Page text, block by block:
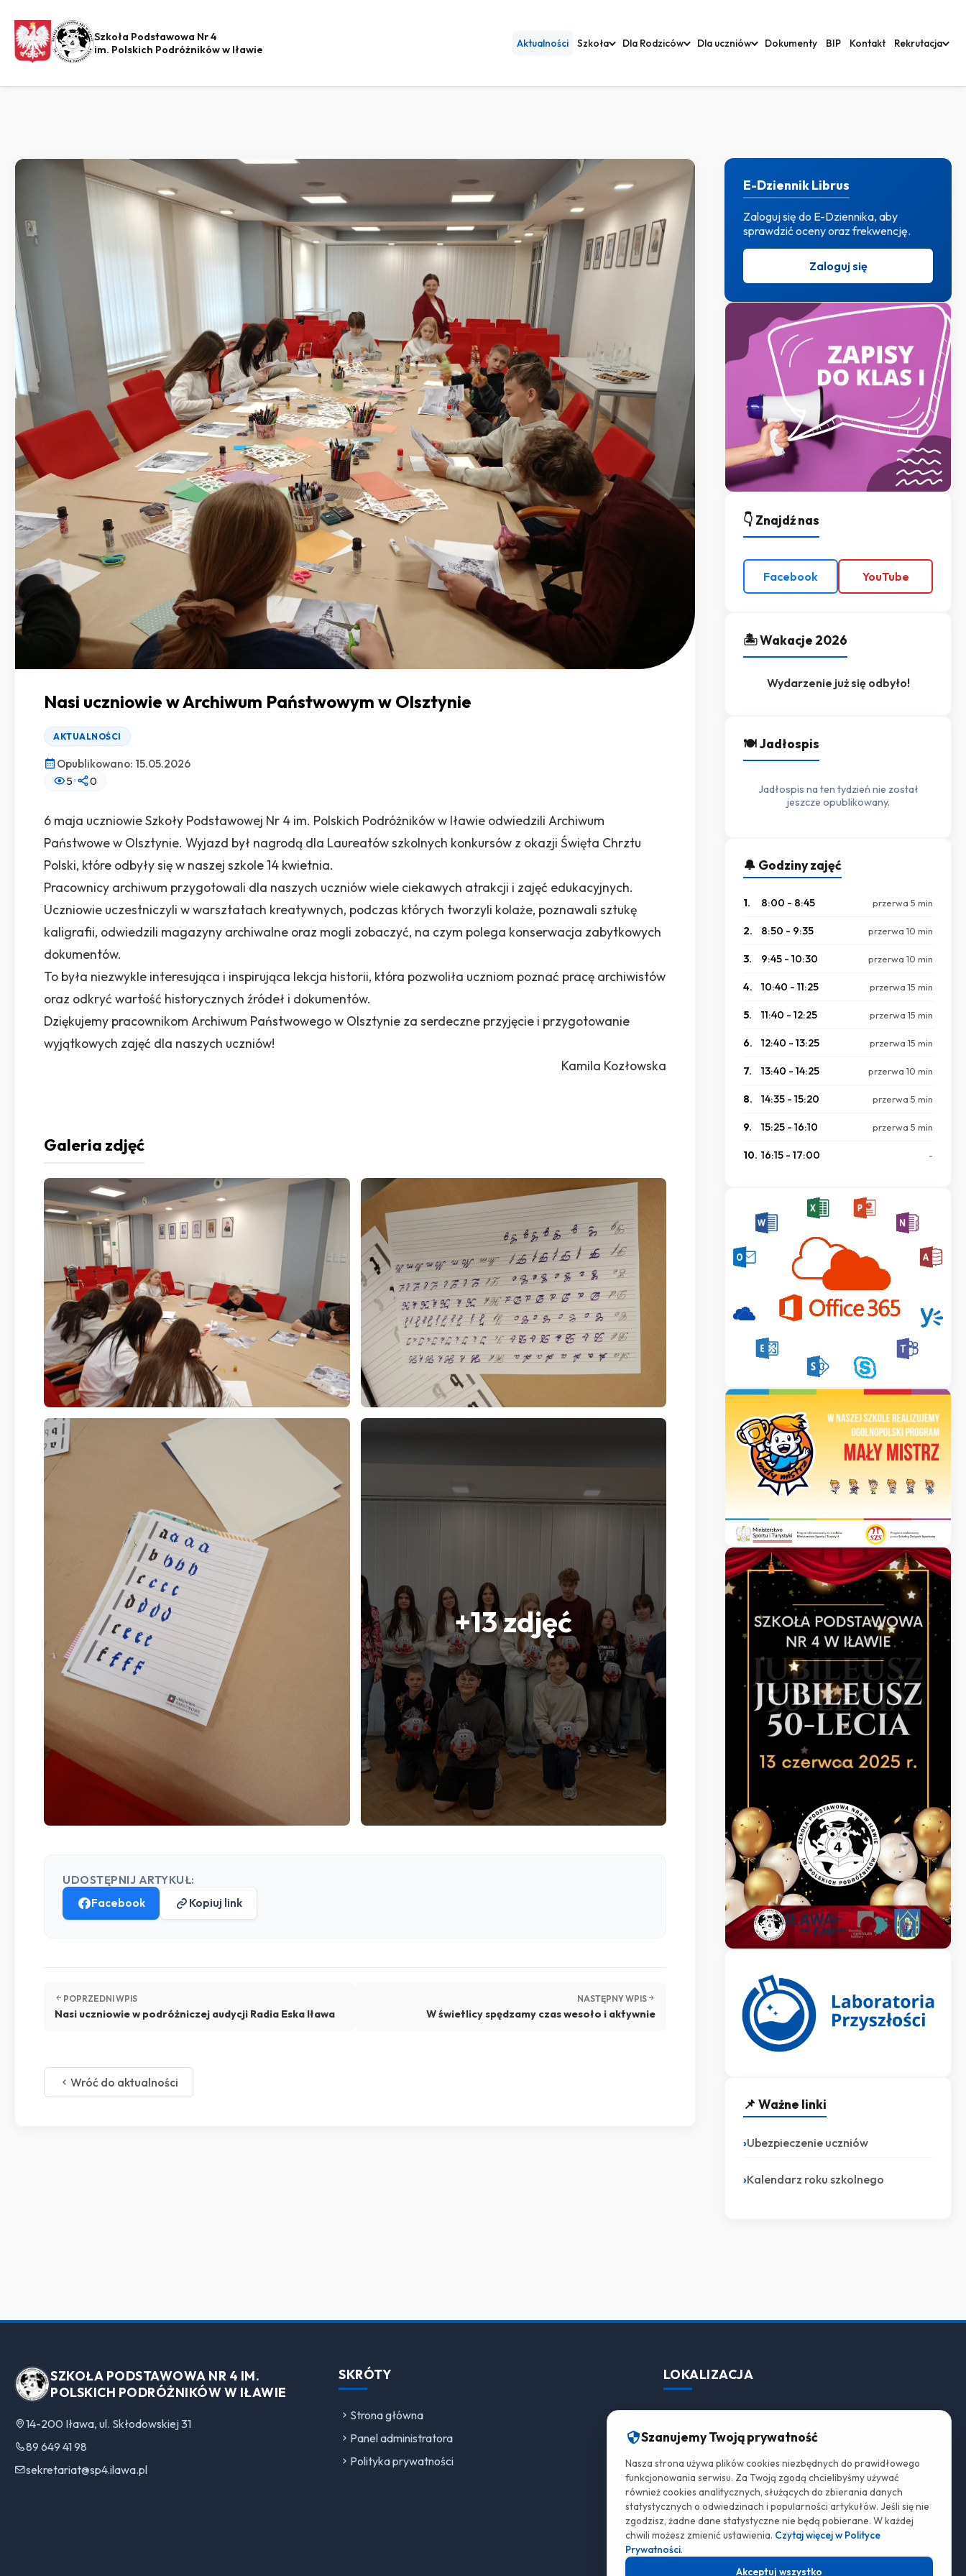
Szkoła Podstawowa Nr 4
im. Polskich Podróżników w Iławie
Aktualności Szkoła Dla Rodziców Dla uczniów Dokumenty BIP Kontakt Rekrutacja
Nasi uczniowie w Archiwum Państwowym w Olsztynie
AKTUALNOŚCI
Opublikowano: 15.05.2026
5• 0
6 maja uczniowie Szkoły Podstawowej Nr 4 im. Polskich Podróżników w Iławie odwiedzili Archiwum
Państwowe w Olsztynie. Wyjazd był nagrodą dla Laureatów szkolnych konkursów z okazji Święta Chrztu
Polski, które odbyły się w naszej szkole 14 kwietnia.
Pracownicy archiwum przygotowali dla naszych uczniów wiele ciekawych atrakcji i zajęć edukacyjnych.
Uczniowie uczestniczyli w warsztatach kreatywnych, podczas których tworzyli kolaże, poznawali sztukę
kaligrafii, odwiedzili magazyny archiwalne oraz mogli zobaczyć, na czym polega konserwacja zabytkowych
dokumentów.
To była niezwykle interesująca i inspirująca lekcja historii, która pozwoliła uczniom poznać pracę archiwistów
oraz odkryć wartość historycznych źródeł i dokumentów.
Dziękujemy pracownikom Archiwum Państwowego w Olsztynie za serdeczne przyjęcie i przygotowanie
wyjątkowych zajęć dla naszych uczniów!
Kamila Kozłowska
Galeria zdjęć
+13 zdjęć
UDOSTĘPNIJ ARTYKUŁ:
Facebook
Kopiuj link
POPRZEDNI WPIS
Nasi uczniowie w podróżniczej audycji Radia Eska Iława
NASTĘPNY WPIS
W świetlicy spędzamy czas wesoło i aktywnie
Wróć do aktualności
E-Dziennik Librus
Zaloguj się do E-Dziennika, aby
sprawdzić oceny oraz frekwencję.
Zaloguj się
👇 Znajdź nas
Facebook YouTube
🏝️ Wakacje 2026
Wydarzenie już się odbyło!
🍽️ Jadłospis
Jadłospis na ten tydzień nie został
jeszcze opublikowany.
🔔 Godziny zajęć
1. 8:00 - 8:45 przerwa 5 min
2. 8:50 - 9:35 przerwa 10 min
3. 9:45 - 10:30 przerwa 10 min
4. 10:40 - 11:25 przerwa 15 min
5. 11:40 - 12:25 przerwa 15 min
6. 12:40 - 13:25 przerwa 15 min
7. 13:40 - 14:25 przerwa 10 min
8. 14:35 - 15:20 przerwa 5 min
9. 15:25 - 16:10 przerwa 5 min
10. 16:15 - 17:00 -
📌 Ważne linki
Ubezpieczenie uczniów
Kalendarz roku szkolnego
SZKOŁA PODSTAWOWA NR 4 IM.
POLSKICH PODRÓŻNIKÓW W IŁAWIE
14-200 Iława, ul. Skłodowskiej 31
89 649 41 98
sekretariat@sp4.ilawa.pl
SKRÓTY
Strona główna
Panel administratora
Polityka prywatności
LOKALIZACJA
Szanujemy Twoją prywatność
Nasza strona używa plików cookies niezbędnych do prawidłowego
funkcjonowania serwisu. Za Twoją zgodą chcielibyśmy używać
również cookies analitycznych, służących do zbierania danych
statystycznych o odwiedzinach i popularności artykułów. Jeśli się nie
zgodzisz, żadne dane statystyczne nie będą pobierane. W każdej
chwili możesz zmienić ustawienia. Czytaj więcej w Polityce
Prywatności.
Akceptuj wszystko